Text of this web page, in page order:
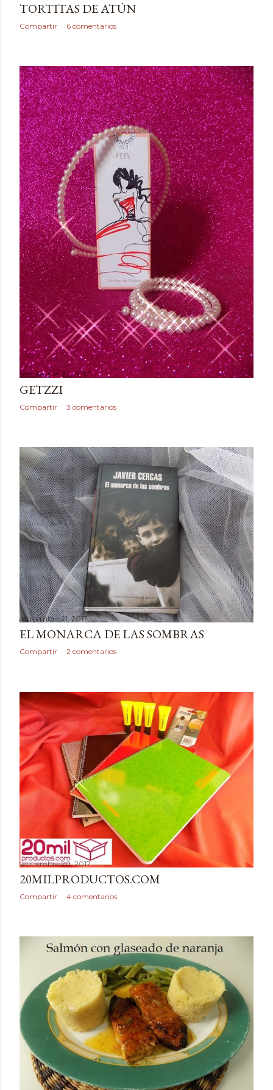
TORTITAS DE ATÚN
Compartir 6 comentarios
septiembre 22, 2017
GETZZI
Compartir 3 comentarios
septiembre 21, 2017
EL MONARCA DE LAS SOMBRAS
Compartir 2 comentarios
septiembre 20, 2017
20MILPRODUCTOS.COM
Compartir 4 comentarios